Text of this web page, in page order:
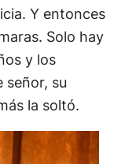
Y entonces
Solo hay
y los
señor, su
la soltó.